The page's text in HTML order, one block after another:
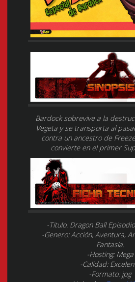
Bardock sobrevive a la
Vegeta y se transporta al
contra un ancestro de
convierte en el primer
-Titulo: Dragon Ball
-Genero: Acción, Aventura,
Fantasía.
-Hosting: Mega
-Calidad:
-Formato: jpg